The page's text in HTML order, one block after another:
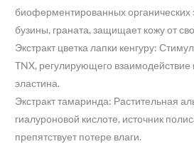
биоферментированных органических
бузины, граната, защищает кожу от
Экстракт цветка лапки кенгуру:
TNX, регулирующего взаимодействие
эластина.
Экстракт тамаринда: Растительная
гиалуроновой кислоте, источник
препятствует потере влаги.